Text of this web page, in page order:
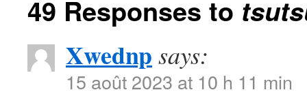
49 Responses to
Xwednp says:
15 août 2023 at 10 h 11 min